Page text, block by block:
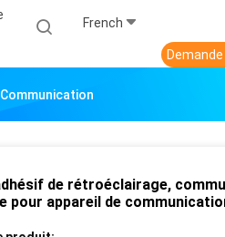
French
de rétroéclairage,
pour appareil de